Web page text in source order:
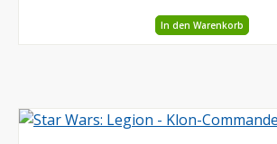
In den Warenkorb